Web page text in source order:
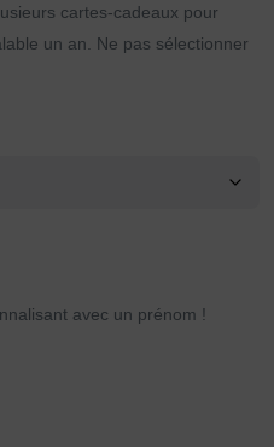
cartes-cadeaux pour
un an. Ne pas sélectionner
avec un prénom !